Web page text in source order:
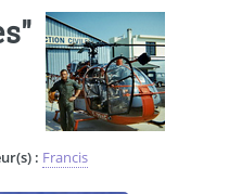
: Francis